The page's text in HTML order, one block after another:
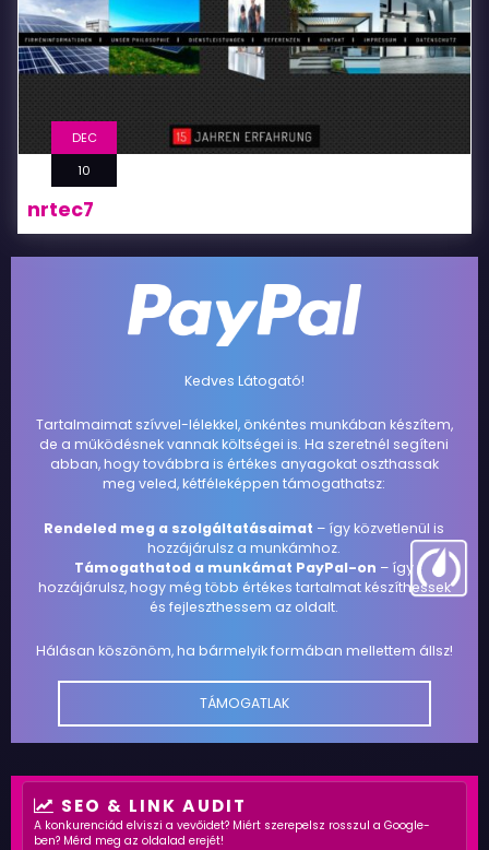
DEC
10
nrtec7
Kedves Látogató!
Tartalmaimat szívvel-lélekkel, önkéntes munkában készítem,
de a működésnek vannak költségei is. Ha szeretnél segíteni
abban, hogy továbbra is értékes anyagokat oszthassak
meg veled, kétféleképpen támogathatsz:
Rendeled meg a szolgáltatásaimat – így közvetlenül is
hozzájárulsz a munkámhoz.
Támogathatod a munkámat PayPal-on – így
hozzájárulsz, hogy még több értékes tartalmat készíthessek
és fejleszthessem az oldalt.
Hálásan köszönöm, ha bármelyik formában mellettem állsz!
TÁMOGATLAK
SEO & LINK AUDIT
A konkurenciád elviszi a vevőidet? Miért szerepelsz rosszul a Google-
ben? Mérd meg az oldalad erejét!